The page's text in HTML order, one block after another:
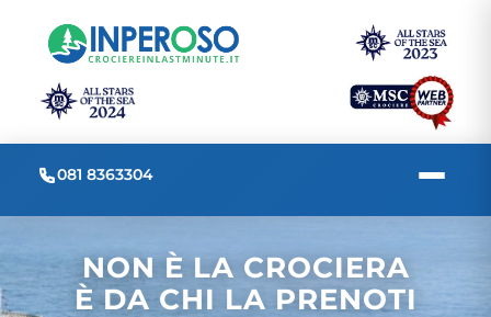
081 8363304
NON È LA CROCIERA
È DA CHI LA PRENOTI